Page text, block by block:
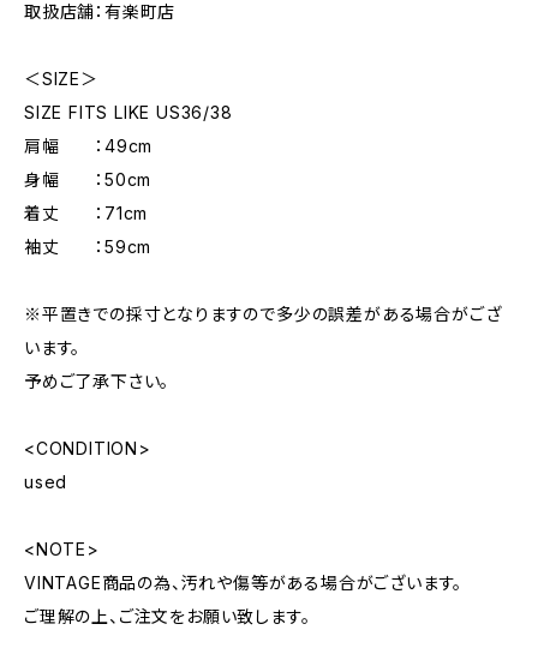
取扱店舗：有楽町店
＜SIZE＞
SIZE FITS LIKE US36/38
肩幅 ：49cm
身幅 ：50cm
着丈 ：71cm
袖丈 ：59cm
※平置きでの採寸となりますので多少の誤差がある場合がござ
います。
予めご了承下さい。
<CONDITION>
used
<NOTE>
VINTAGE商品の為、汚れや傷等がある場合がございます。
ご理解の上、ご注文をお願い致します。